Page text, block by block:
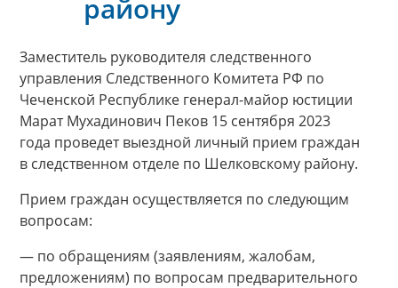
району
Заместитель руководителя следственного
управления Следственного Комитета РФ по
Чеченской Республике генерал-майор юстиции
Марат Мухадинович Пеков 15 сентября 2023
года проведет выездной личный прием граждан
в следственном отделе по Шелковскому району.
Прием граждан осуществляется по следующим
вопросам:
— по обращениям (заявлениям, жалобам,
предложениям) по вопросам предварительного